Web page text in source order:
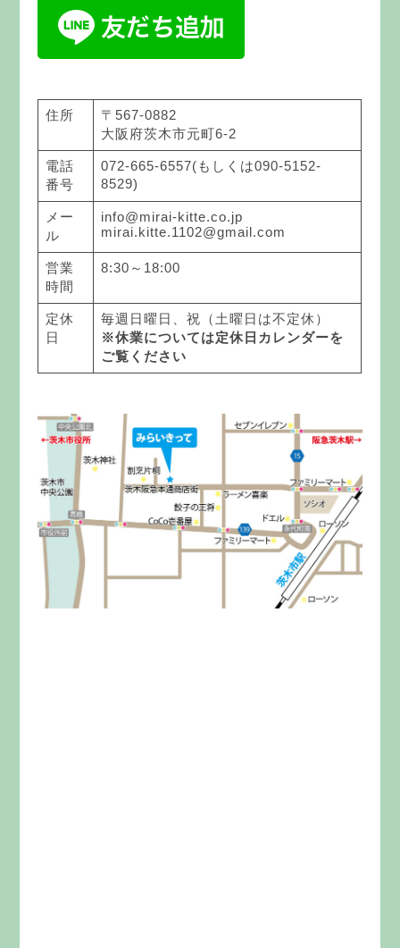
住所
〒567-0882
大阪府茨木市元町6-2
電話
番号
072-665-6557(もしくは090-5152-
8529)
メー
ル
info@mirai-kitte.co.jp
mirai.kitte.1102@gmail.com
営業
時間
8:30～18:00
定休
日
毎週日曜日、祝（土曜日は不定休）
※休業については定休日カレンダーを
ご覧ください